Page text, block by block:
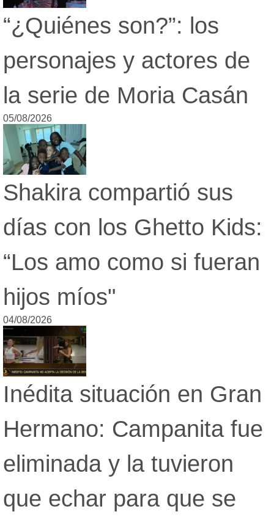
“¿Quiénes son?”: los
personajes y actores de
la serie de Moria Casán
05/08/2026
Shakira compartió sus
días con los Ghetto Kids:
“Los amo como si fueran
hijos míos"
04/08/2026
Inédita situación en Gran
Hermano: Campanita fue
eliminada y la tuvieron
que echar para que se